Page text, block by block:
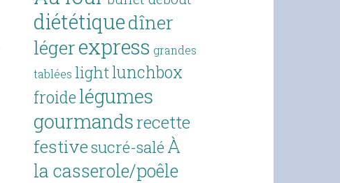
diététiquedîner
légerexpress grandes
tablées light lunchbox
froide légumes
gourmandsrecette
festivesucré-salé À
la casserole/poêle